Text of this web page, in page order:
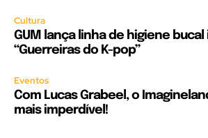
Cultura
GUM lança linha de higiene
“Guerreiras do K-pop”
Eventos
Com Lucas Grabeel, o
mais imperdível!